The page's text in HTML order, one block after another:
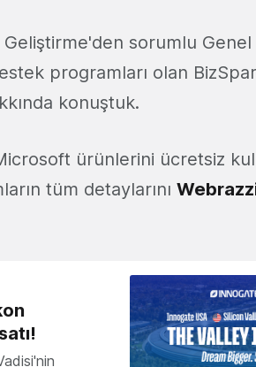
sorumlu
programları olan
konuştuk.
ürünlerini ücretsiz
tüm detaylarını